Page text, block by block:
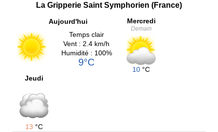
La Gripperie Saint Symphorien (France)
Aujourd'hui
Temps clair
Vent : 2.4 km/h
Humidité : 100%
9°C
Mercredi
Demain
10 °C
Jeudi
13 °C